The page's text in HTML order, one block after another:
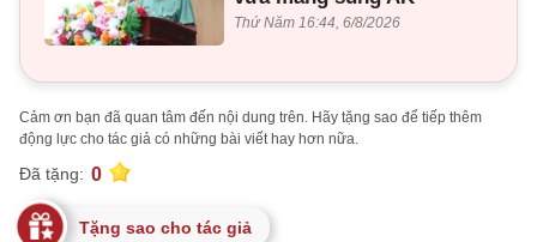
Thứ Năm 16:44, 6/8/2026
Cảm ơn bạn đã quan tâm đến nội dung trên. Hãy tặng sao để tiếp thêm
động lực cho tác giả có những bài viết hay hơn nữa.
Đã tặng: 0
Tặng sao cho tác giả